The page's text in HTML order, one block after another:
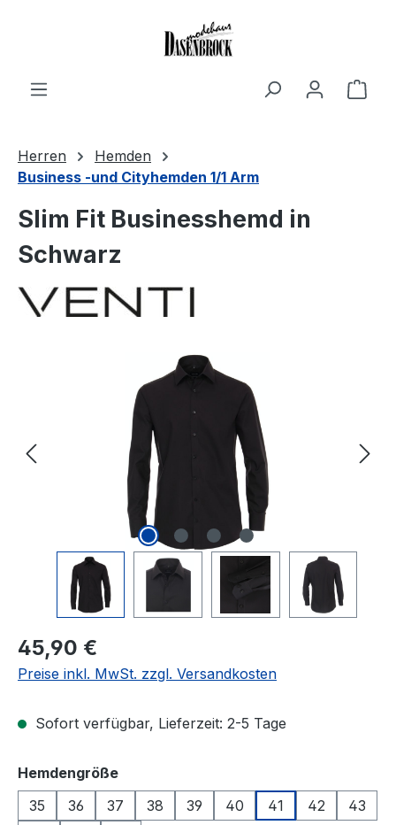
Herren
Hemden
Business -und Cityhemden 1/1 Arm
Slim Fit Businesshemd in
Schwarz
Bildergalerie überspringen
Regulärer Preis:
45,90 €
Preise inkl. MwSt. zzgl. Versandkosten
Sofort verfügbar, Lieferzeit: 2-5 Tage
Hemdengrößeauswählen
35
36 37 38 39 40 41 42
43